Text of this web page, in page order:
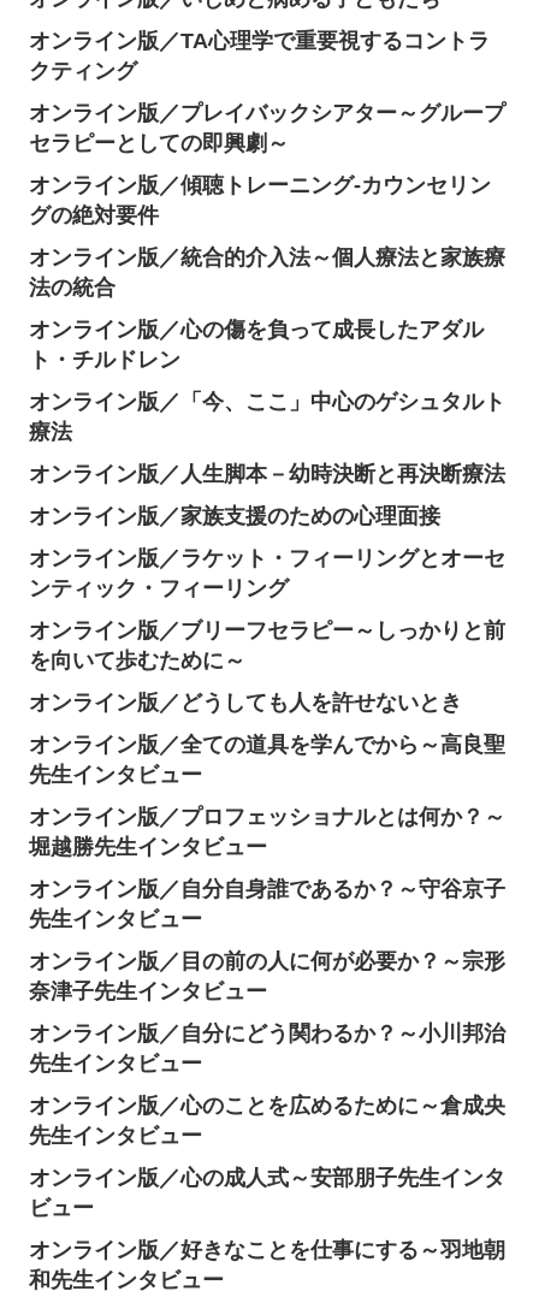
オンライン版／TA心理学で重要視するコントラ
クティング
オンライン版／プレイバックシアター～グループ
セラピーとしての即興劇～
オンライン版／傾聴トレーニング-カウンセリン
グの絶対要件
オンライン版／統合的介入法～個人療法と家族療
法の統合
オンライン版／心の傷を負って成長したアダル
ト・チルドレン
オンライン版／「今、ここ」中心のゲシュタルト
療法
オンライン版／人生脚本－幼時決断と再決断療法
オンライン版／家族支援のための心理面接
オンライン版／ラケット・フィーリングとオーセ
ンティック・フィーリング
オンライン版／ブリーフセラピー～しっかりと前
を向いて歩むために～
オンライン版／どうしても人を許せないとき
オンライン版／全ての道具を学んでから～高良聖
先生インタビュー
オンライン版／プロフェッショナルとは何か？～
堀越勝先生インタビュー
オンライン版／自分自身誰であるか？～守谷京子
先生インタビュー
オンライン版／目の前の人に何が必要か？～宗形
奈津子先生インタビュー
オンライン版／自分にどう関わるか？～小川邦治
先生インタビュー
オンライン版／心のことを広めるために～倉成央
先生インタビュー
オンライン版／心の成人式～安部朋子先生インタ
ビュー
オンライン版／好きなことを仕事にする～羽地朝
和先生インタビュー